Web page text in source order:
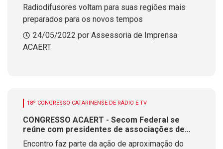
Radiodifusores voltam para suas regiões mais
preparados para os novos tempos
24/05/2022 por Assessoria de Imprensa
ACAERT
18º CONGRESSO CATARINENSE DE RÁDIO E TV
CONGRESSO ACAERT - Secom Federal se
reúne com presidentes de associações de
radiodifusão
Encontro faz parte da ação de aproximação do